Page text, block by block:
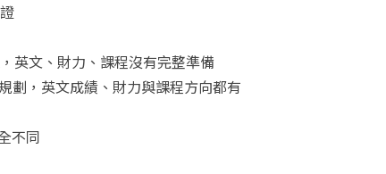
英文、財力、課程沒有完整準備
劃，英文成績、財力與課程方向都有
不同